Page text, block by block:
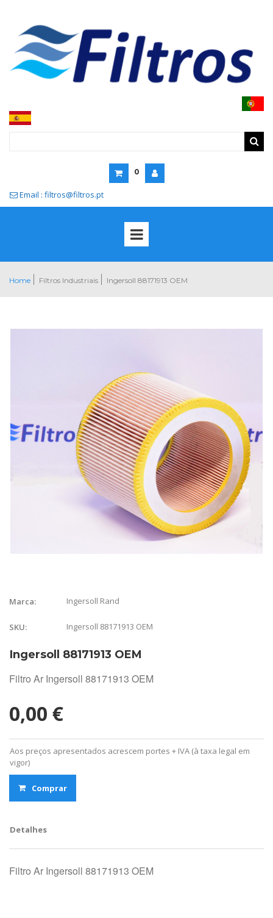
0
 Email : filtros@filtros.pt
Home Filtros Industriais Ingersoll 88171913 OEM
Marca: Ingersoll Rand
SKU: Ingersoll 88171913 OEM
Ingersoll 88171913 OEM
Filtro Ar Ingersoll 88171913 OEM
0,00 €
Aos preços apresentados acrescem portes + IVA (à taxa legal em
vigor)
Comprar
Detalhes
Filtro Ar Ingersoll 88171913 OEM